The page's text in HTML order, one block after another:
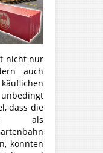
nicht nur
auch
dass die
als
konnten